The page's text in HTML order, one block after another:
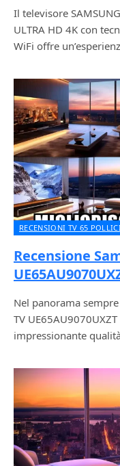
Il televisore
ULTRA HD 4K con
WiFi offre
RECENSIONI TV 65
Recensione
Nel panorama
TV
impressionante